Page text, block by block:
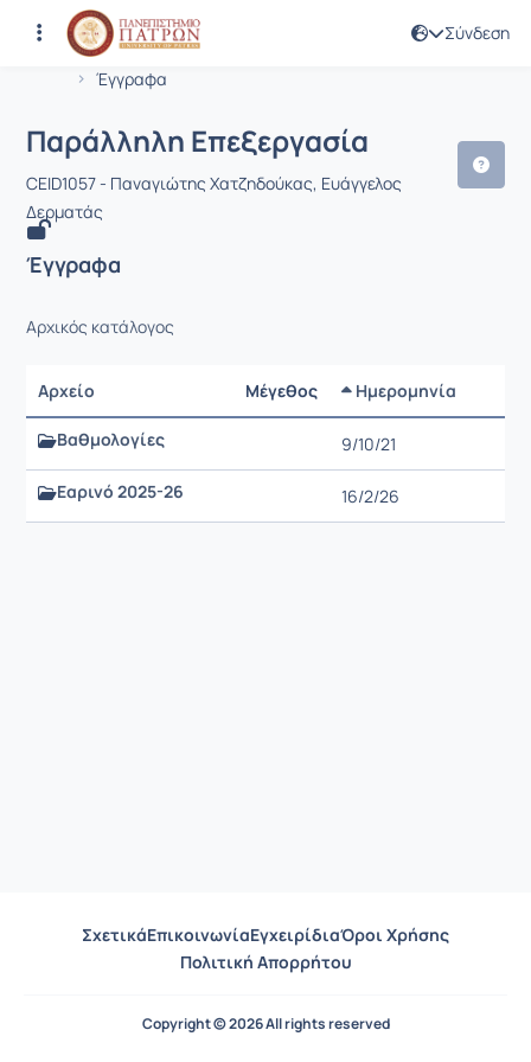
Σύνδεση
Αρχική Σελίδα
Έγγραφα
Μάθημα : Παράλληλη Επεξεργασία
Κωδικός : CEID1057
Παράλληλη Επεξεργασία
CEID1057 - Παναγιώτης Χατζηδούκας, Ευάγγελος
Δερματάς
Έγγραφα
Αρχικός κατάλογος
Αρχείο Μέγεθος Ημερομηνία
Βαθμολογίες
9/10/21
Εαρινό 2025-26 16/2/26
ΣχετικάΕπικοινωνίαΕγχειρίδιαΌροι Χρήσης
Πολιτική Απορρήτου
Copyright © 2026 All rights reserved